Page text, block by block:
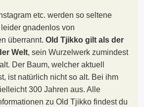
etc. werden so seltene
gnadenlos von
überrannt. Old Tjikko gilt als der
Welt, sein Wurzelwerk zumindest
Der Baum, welcher aktuell
ist natürlich nicht so alt. Bei ihm
300 Jahren aus. Alle
zu Old Tjikko findest du